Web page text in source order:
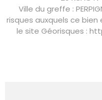
Ville du greffe :
risques auxquels ce
le site Géorisques :